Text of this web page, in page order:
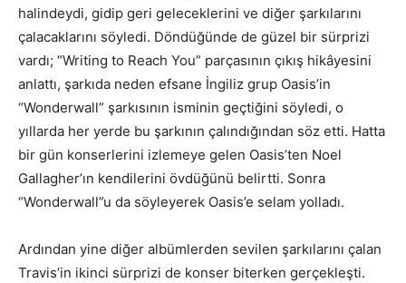
halindeydi, gidip geri geleceklerini ve diğer şarkılarını
çalacaklarını söyledi. Döndüğünde de güzel bir sürprizi
vardı; “Writing to Reach You” parçasının çıkış hikâyesini
anlattı, şarkıda neden efsane İngiliz grup Oasis’in
“Wonderwall” şarkısının isminin geçtiğini söyledi, o
yıllarda her yerde bu şarkının çalındığından söz etti. Hatta
bir gün konserlerini izlemeye gelen Oasis’ten Noel
Gallagher’ın kendilerini övdüğünü belirtti. Sonra
“Wonderwall”u da söyleyerek Oasis’e selam yolladı.
Ardından yine diğer albümlerden sevilen şarkılarını çalan
Travis’in ikinci sürprizi de konser biterken gerçekleşti.